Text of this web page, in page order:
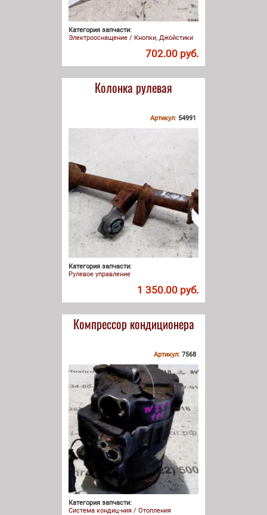
Категория запчасти:
Электрооснащение / Кнопки, Джойстики
702.00 руб.
Колонка рулевая
Артикул: 54991
Категория запчасти:
Рулевое управление
1 350.00 руб.
Компрессор кондиционера
Артикул: 7568
Категория запчасти:
Система кондиц-ния / Отопления